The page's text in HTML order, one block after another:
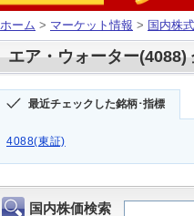
ホーム > マーケット情報 > 国内株
エア・ウォーター(4088)
最近チェックした銘柄･指標
4088(東証)